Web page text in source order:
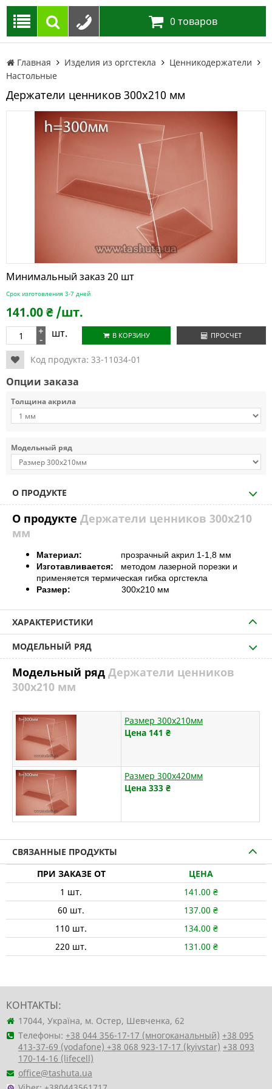
0 товаров
Главная Изделия из оргстекла
Ценникодержатели
Настольные
Держатели ценников 300х210 мм
Минимальный заказ 20 шт
Срок изготовления 3-7 дней
141.00₴ /шт.
+
- шт. В КОРЗИНУ ПРОСЧЕТ
Код продукта: 33-11034-01
Опции заказа
Толщина акрила
Модельный ряд
О ПРОДУКТЕ
О продукте Держатели ценников 300х210
мм
Материал: прозрачный акрил 1-1,8 мм
Изготавливается: методом лазерной порезки и
применяется термическая гибка оргстекла
Размер: 300х210 мм
ХАРАКТЕРИСТИКИ
МОДЕЛЬНЫЙ РЯД
Модельный ряд Держатели ценников
300х210 мм
Размер 300х210мм
Цена 141 ₴
Размер 300х420мм
Цена 333 ₴
СВЯЗАННЫЕ ПРОДУКТЫ
ПРИ ЗАКАЗЕ ОТ
ЦЕНА
1 шт. 141.00 ₴
60 шт. 137.00 ₴
110 шт. 134.00 ₴
220 шт. 131.00 ₴
КОНТАКТЫ:
17044, Україна, м. Остер, Шевченка, 62
Телефоны: +38 044 356-17-17 (многоканальный) +38 095
413-37-69 (vodafone) +38 068 923-17-17 (kyivstar) +38 093
170-14-16 (lifecell)
office@tashuta.ua